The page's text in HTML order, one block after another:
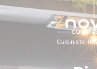
Cuisiniste